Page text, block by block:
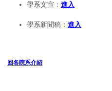
學系文宣： 進入
學系新聞稿： 進入
回各院系介紹